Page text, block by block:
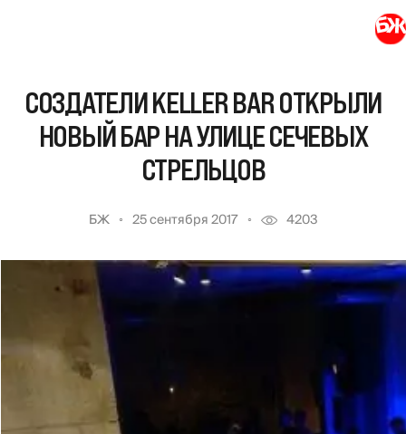
СОЗДАТЕЛИ KELLER BAR ОТКРЫЛИ
НОВЫЙ БАР НА УЛИЦЕ СЕЧЕВЫХ
СТРЕЛЬЦОВ
БЖ 25 сентября 2017 4203